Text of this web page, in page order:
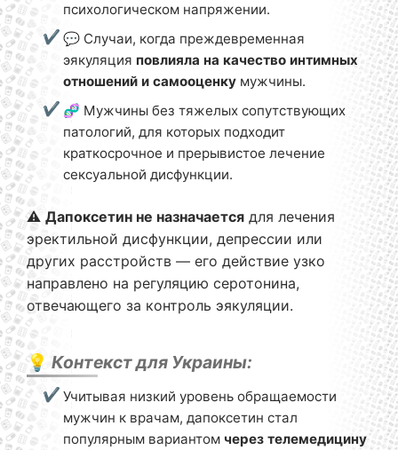
психологическом напряжении.
💬 Случаи, когда преждевременная
эякуляция повлияла на качество интимных
отношений и самооценку мужчины.
🧬 Мужчины без тяжелых сопутствующих
патологий, для которых подходит
краткосрочное и прерывистое лечение
сексуальной дисфункции.
⚠️ Дапоксетин не назначается для лечения
эректильной дисфункции, депрессии или
других расстройств — его действие узко
направлено на регуляцию серотонина,
отвечающего за контроль эякуляции.
💡 Контекст для Украины:
Учитывая низкий уровень обращаемости
мужчин к врачам, дапоксетин стал
популярным вариантом через телемедицину